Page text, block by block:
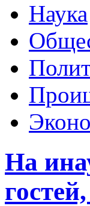
Наука
На